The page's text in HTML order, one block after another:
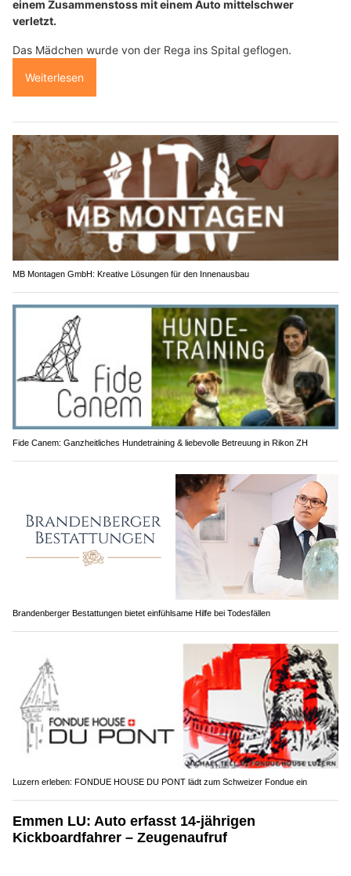
einem Zusammenstoss mit einem Auto mittelschwer
verletzt.
Das Mädchen wurde von der Rega ins Spital geflogen.
Weiterlesen
MB Montagen GmbH: Kreative Lösungen für den Innenausbau
Fide Canem: Ganzheitliches Hundetraining & liebevolle Betreuung in Rikon ZH
Brandenberger Bestattungen bietet einfühlsame Hilfe bei Todesfällen
Luzern erleben: FONDUE HOUSE DU PONT lädt zum Schweizer Fondue ein
Emmen LU: Auto erfasst 14-jährigen
Kickboardfahrer – Zeugenaufruf